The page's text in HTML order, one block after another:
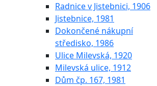
Radnice v Jistebnici, 1906
Jistebnice, 1981
Dokončené nákupní
středisko, 1986
Ulice Milevská, 1920
Milevská ulice, 1912
Dům čp. 167, 1981